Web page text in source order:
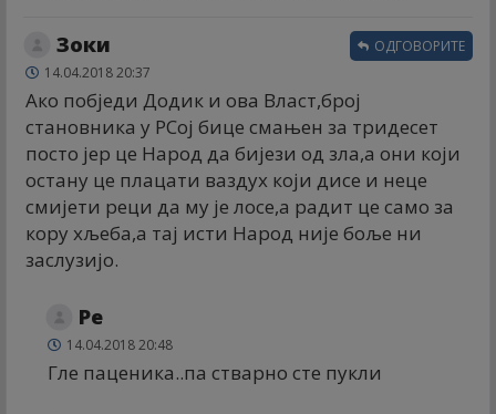
Зоки
14.04.2018 20:37
Ако побједи Додик и ова Власт,број
становника у РСој бице смањен за тридесет
посто јер це Народ да бијези од зла,а они који
остану це плацати ваздух који дисе и неце
смијети реци да му је лосе,а радит це само за
кору хљеба,а тај исти Народ није боље ни
заслузијо.
ОДГОВОРИТЕ
Ре
14.04.2018 20:48
Гле паценика..па стварно сте пукли